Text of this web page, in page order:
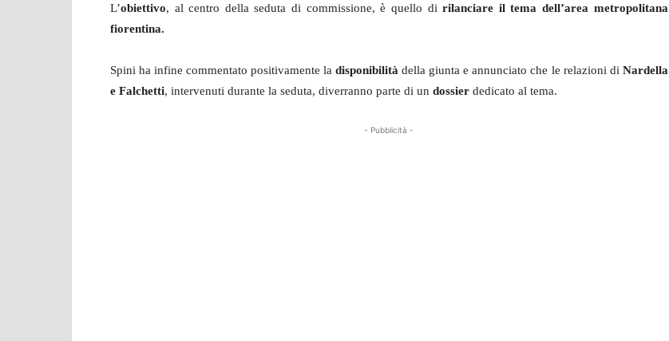
L’obiettivo, al centro della seduta di commissione, è quello dirilanciare il tema dell’area metropolitana
fiorentina.
Spini ha infine commentato positivamente la disponibilitàdella giunta e annunciato che le relazioni di Nardella
e Falchetti, intervenuti durante la seduta, diverranno parte di un dossier dedicato al tema.
- Pubblicità -